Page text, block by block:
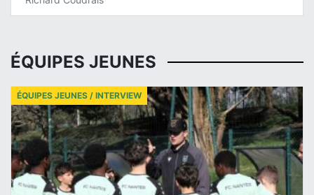
ÉQUIPES JEUNES
ÉQUIPES JEUNES / INTERVIEW